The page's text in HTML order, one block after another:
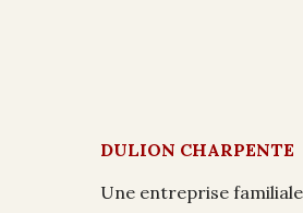
DULION CHARPENTE
Une entreprise familiale